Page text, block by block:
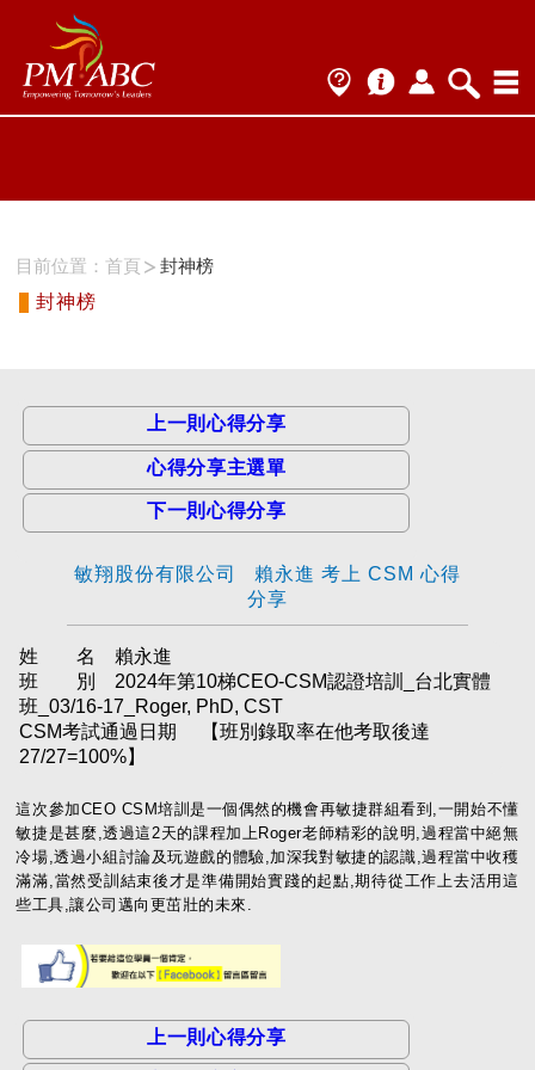
ProName1=
Scategory=12
ProName2=CSM
Scategory=12
目前位置：首頁
封神榜
封神榜
上一則心得分享
心得分享主選單
下一則心得分享
敏翔股份有限公司 賴永進 考上 CSM 心得
分享
姓 名 賴永進
班 別 2024年第10梯CEO-CSM認證培訓_台北實體
班_03/16-17_Roger, PhD, CST
CSM考試通過日期
【班別錄取率在他考取後達
27/27=100%】
這次參加CEO CSM培訓是一個偶然的機會再敏捷群組看到,一開始不懂
敏捷是甚麼,透過這2天的課程加上Roger老師精彩的說明,過程當中絕無
冷場,透過小組討論及玩遊戲的體驗,加深我對敏捷的認識,過程當中收穫
滿滿,當然受訓結束後才是準備開始實踐的起點,期待從工作上去活用這
些工具,讓公司邁向更茁壯的未來.
上一則心得分享